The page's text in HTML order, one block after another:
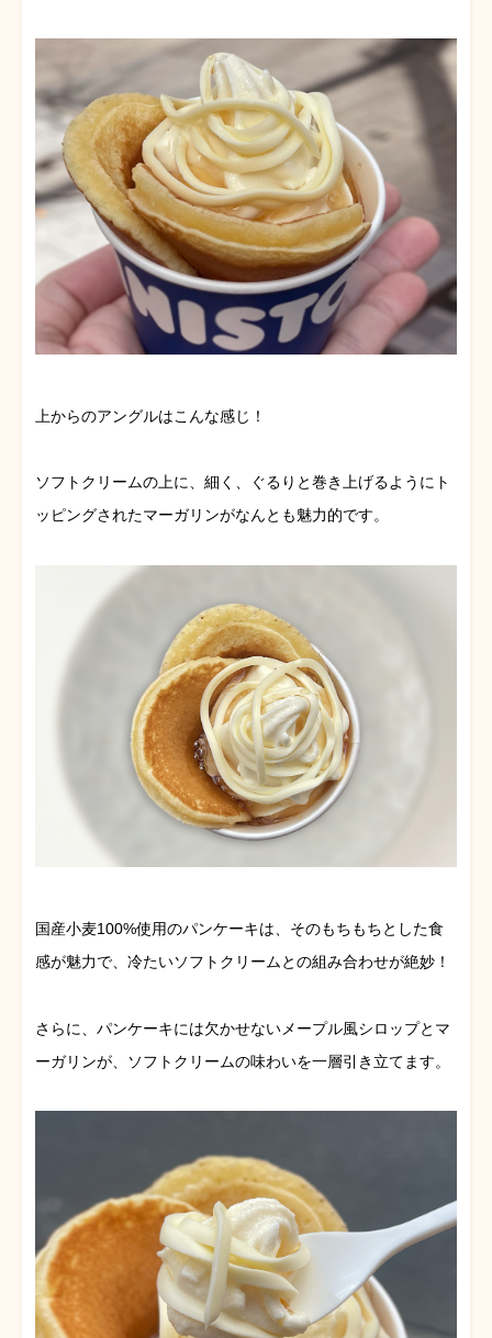
上からのアングルはこんな感じ！
ソフトクリームの上に、細く、ぐるりと巻き上げるようにト
ッピングされたマーガリンがなんとも魅力的です。
国産小麦100%使用のパンケーキは、そのもちもちとした食
感が魅力で、冷たいソフトクリームとの組み合わせが絶妙！
さらに、パンケーキには欠かせないメープル風シロップとマ
ーガリンが、ソフトクリームの味わいを一層引き立てます。